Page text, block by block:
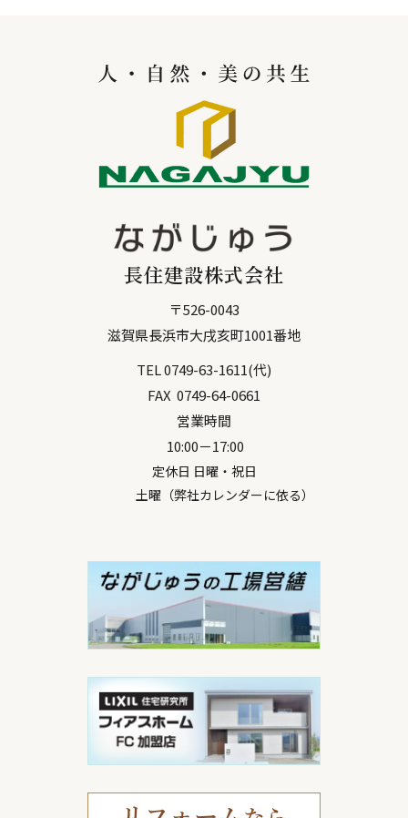
長住建設株式会社
〒526-0043
滋賀県長浜市大戌亥町1001番地
TEL0749-63-1611(代)
FAX 0749-64-0661
営業時間
10:00－17:00
定休日 日曜・祝日
土曜（弊社カレンダーに依る）